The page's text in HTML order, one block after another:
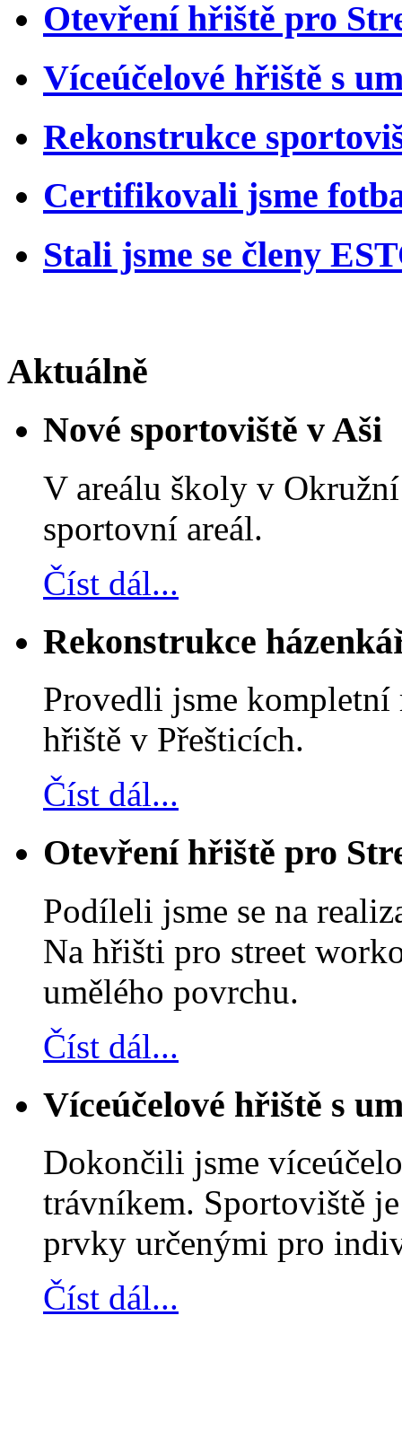
Otevření hřiště pro
Víceúčelové hřiště s
Rekonstrukce
Certifikovali jsme
Stali jsme se členy
Aktuálně
Nové sportoviště v Aši
V areálu školy v
sportovní areál.
Číst dál...
Rekonstrukce
Provedli jsme kompletní
hřiště v Přešticích.
Číst dál...
Otevření hřiště pro
Podíleli jsme se na
Na hřišti pro street
umělého povrchu.
Číst dál...
Víceúčelové hřiště s
Dokončili jsme
trávníkem. Sportoviště
prvky určenými pro
Číst dál...